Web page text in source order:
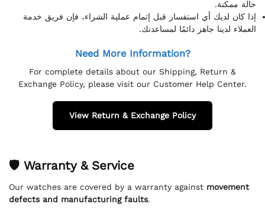
حالة ممكنة.
إذا كان لديك أي استفسار قبل إتمام عملية الشراء، فإن فريق خدمة
العملاء لدينا جاهز دائمًا لمساعدتك.
Need More Information?
For complete details about our Shipping, Return &
Exchange Policy, please visit our Customer Help Center.
View Return & Exchange Policy
🛡 Warranty & Service
Our watches are covered by a warranty against movement
defects and manufacturing faults.